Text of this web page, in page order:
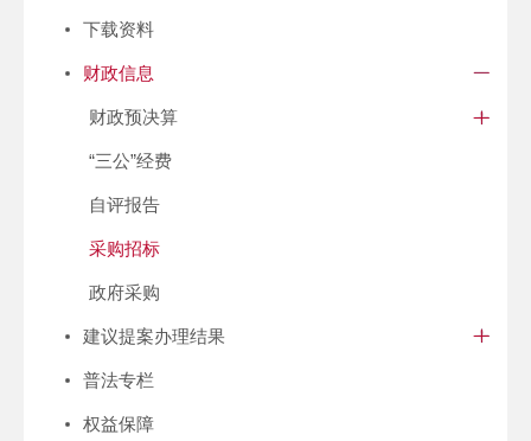
下载资料
财政信息
财政预决算
“三公”经费
自评报告
采购招标
政府采购
建议提案办理结果
普法专栏
权益保障